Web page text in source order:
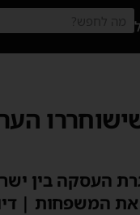
ישראלים במסגרת
המשפחות |